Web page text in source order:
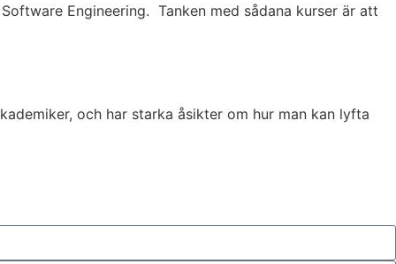
Engineering. Tanken med sådana kurser är att
och har starka åsikter om hur man kan lyfta